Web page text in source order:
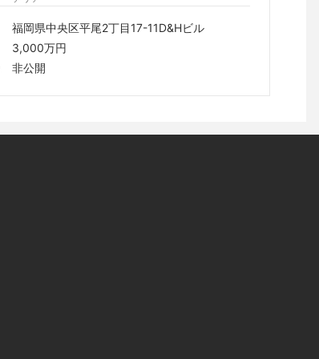
福岡県中央区平尾2丁目17-11D&Hビル
3,000万円
非公開